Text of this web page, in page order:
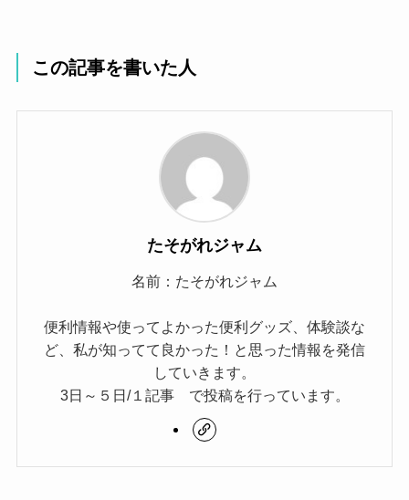
この記事を書いた人
たそがれジャム
名前：たそがれジャム
便利情報や使ってよかった便利グッズ、体験談な
ど、私が知ってて良かった！と思った情報を発信
していきます。
3日～５日/１記事 で投稿を行っています。